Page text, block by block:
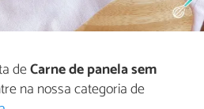
deCarne de panela sem
na nossa categoria de